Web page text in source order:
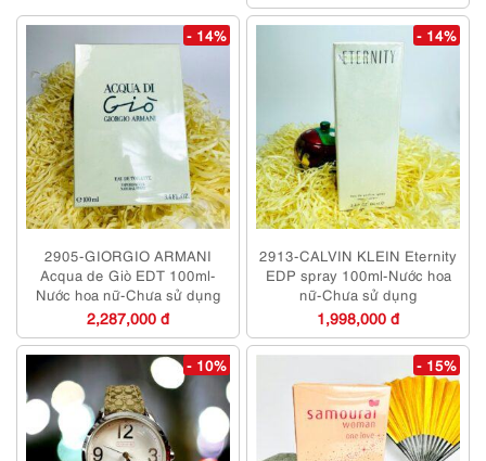
- 14%
2905-GIORGIO ARMANI
Acqua de Giò EDT 100ml-
Nước hoa nữ-Chưa sử dụng
2,287,000 đ
- 14%
2913-CALVIN KLEIN Eternity
EDP spray 100ml-Nước hoa
nữ-Chưa sử dụng
1,998,000 đ
- 10% - 15%